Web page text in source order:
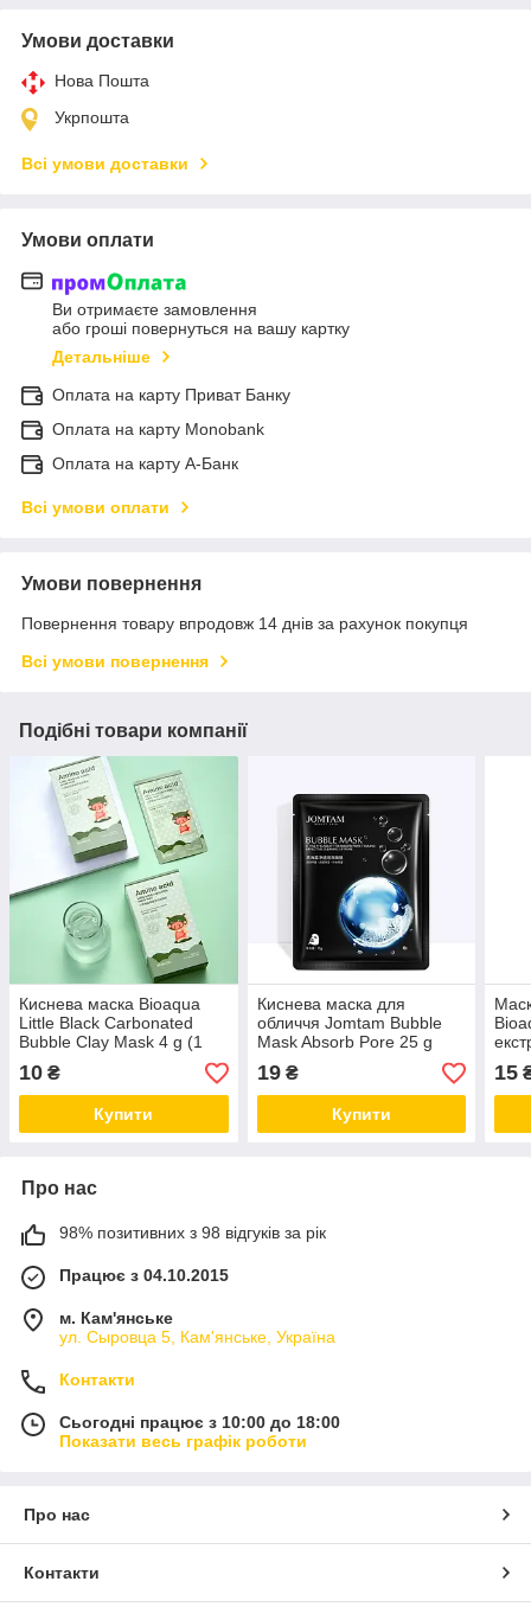
Умови доставки
Нова Пошта
Укрпошта
Всі умови доставки
Умови оплати
Ви отримаєте замовлення
або гроші повернуться на вашу картку
Детальніше
Оплата на карту Приват Банку
Оплата на карту Monobank
Оплата на карту А-Банк
Всі умови оплати
Умови повернення
Повернення товару впродовж 14 днів за рахунок покупця
Всі умови повернення
Подібні товари компанії
Киснева маска Bioaqua
Little Black Carbonated
Bubble Clay Mask 4 g (1
штука)
10 ₴
Купити
Киснева маска для
обличчя Jomtam Bubble
Mask Absorb Pore 25 g
19₴
Купити
15
Про нас
98% позитивних з 98 відгуків за рік
Працює з 04.10.2015
м. Кам'янське
ул. Сыровца 5, Кам'янське, Україна
Контакти
Сьогодні працює з 10:00 до 18:00
Показати весь графік роботи
Про нас
Контакти